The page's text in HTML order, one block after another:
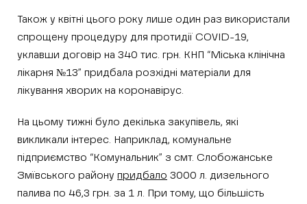
Також у квітні цього року лише один раз використали
спрощену процедуру для протидії COVID-19,
уклавши договір на 340 тис. грн. КНП “Міська клінічна
лікарня №13” придбала розхідні матеріали для
лікування хворих на коронавірус.
На цьому тижні було декілька закупівель, які
викликали інтерес. Наприклад, комунальне
підприємство “Комунальник” з смт. Слобожанське
Змївського району придбало 3000 л. дизельного
палива по 46,3 грн. за 1 л. При тому, що більшість